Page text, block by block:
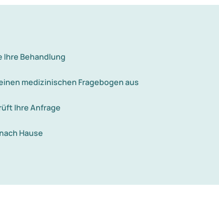
Sie verschwinden nach etwa zwei bis drei
Ihre Behandlung
medizinischen Fragebogen aus
Ihre Anfrage
Hause